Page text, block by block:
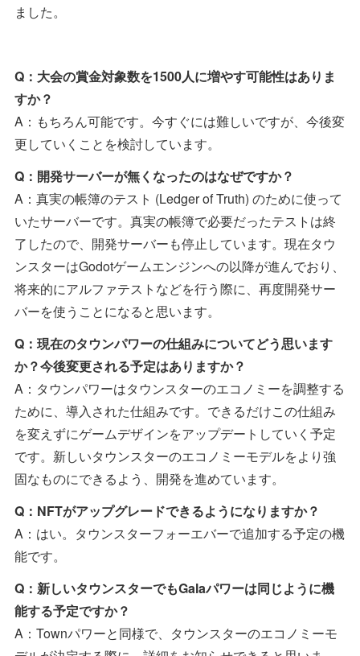
ました。
Q：大会の賞金対象数を1500人に増やす可能性はありま
すか？
A：もちろん可能です。今すぐには難しいですが、今後変
更していくことを検討しています。
Q：開発サーバーが無くなったのはなぜですか？
A：真実の帳簿のテスト (Ledger of Truth) のために使って
いたサーバーです。真実の帳簿で必要だったテストは終
了したので、開発サーバーも停止しています。現在タウ
ンスターはGodotゲームエンジンへの以降が進んでおり、
将来的にアルファテストなどを行う際に、再度開発サー
バーを使うことになると思います。
Q：現在のタウンパワーの仕組みについてどう思います
か？今後変更される予定はありますか？
A：タウンパワーはタウンスターのエコノミーを調整する
ために、導入された仕組みです。できるだけこの仕組み
を変えずにゲームデザインをアップデートしていく予定
です。新しいタウンスターのエコノミーモデルをより強
固なものにできるよう、開発を進めています。
Q：NFTがアップグレードできるようになりますか？
A：はい。タウンスターフォーエバーで追加する予定の機
能です。
Q：新しいタウンスターでもGalaパワーは同じように機
能する予定ですか？
A：Townパワーと同様で、タウンスターのエコノミーモ